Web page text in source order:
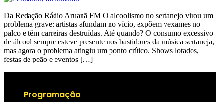
Da Redação Rádio Aruanã FM O alcoolismo no sertanejo virou um
problema grave: artistas afundam no vício, expõem vexames no
palco e têm carreiras destruídas. Até quando? O consumo excessivo
de álcool sempre esteve presente nos bastidores da música sertaneja,
mas agora o problema atingiu um ponto crítico. Shows lotados,
festas de peão e eventos […]
Programação